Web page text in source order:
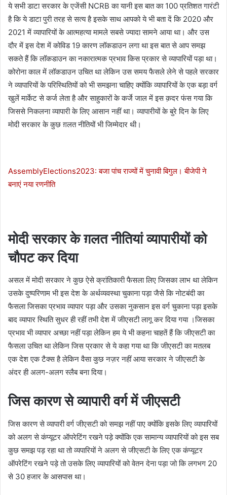
ये सभी डाटा सरकार के एजेंसी NCRB का यानी इस बात का 100 प्रतिशत गारंटी
है कि ये डाटा पुरी तरह से सत्य है इसके साथ आपको ये भी बता दें कि 2020 और
2021 में व्यापारियों के आत्महत्या मामले सबसे ज्यादा सामने आया था। और उस
दौर में इस देश में कोविड 19 कारण लॉकडाउन लगा था इस बात से आप समझ
सकते हैं कि लॉकडाउन का नकारात्मक प्रभाव किस प्रकार से व्यापारियों पड़ा था।
कोरोना काल में लॉकडाउन उचित था लेकिन उस समय फैसले लेने से पहले सरकार
ने व्यापारियों के परिस्थितियों को भी समझना चाहिए क्योंकि व्यापारियों के एक बड़ा वर्ग
खुलें मार्केट से कर्ज लेता है और साहुकारों के कर्जे जाल में इस क़दर फंस गया कि
जिससे निकलना व्यापारी के लिए आसान नहीं था। व्यापारीयों के बुरे दिन के लिए
मोदी सरकार के कुछ ग़लत नीतियों भी जिम्मेदार थी।
AssemblyElections2023: बजा पांच राज्यों में चुनावी बिगुल। बीजेपी ने
बनाएं नया रणनीति
मोदी सरकार के ग़लत नीतियां व्यापारीयों को
चौपट कर दिया
असल में मोदी सरकार ने कुछ ऐसे क्रांतिकारी फैसला लिए जिसका लाभ था लेकिन
उसके दुष्परिणाम भी इस देश के अर्थव्यवस्था चुकाना पड़ा जैसे कि नोटबंदी का
फैसला जिसका प्रभाव व्यापार पड़ा और उसका नुकसान इस वर्ग चुकाना पड़ा इसके
बाद व्यापार स्थिति सुधर ही रहीं तभी देश में जीएसटी लागू कर दिया गया ।जिसका
प्रभाव भी व्यापार अच्छा नहीं पड़ा लेकिन हम ये भी कहना चाहतें हैं कि जीएसटी का
फैसला उचित था लेकिन जिस प्रकार से ये कहा गया था कि जीएसटी का मतलब
एक देश एक टैक्स है लेकिन वैसा कुछ नज़र नहीं आया सरकार ने जीएसटी के
अंदर ही अलग-अलग स्लैब बना दिया।
जिस कारण से व्यापारी वर्ग में जीएसटी
जिस कारण से व्यापारी वर्ग जीएसटी को समझ नहीं पाए क्योंकि इसके लिए व्यापारियों
को अलग से कंप्यूटर ऑपरेटिंग रखने पड़े क्योंकि एक सामान्य व्यापारियों को इस सब
कुछ समझ पड़ रहा था तो व्यपारियों ने अलग से जीएसटी के लिए एक कंप्यूटर
ऑपरेटिंग रखने पड़े तो उसके लिए व्यापारियों को वेतन देना पड़ा जो कि लगभग 20
से 30 हजार के आसपास था।